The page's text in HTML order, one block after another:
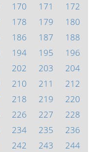
170 171
172
178 179
180
186 187
188
194 195
196
202 203
204
210 211
212
218 219
220
226 227
228
234 235
236
242 243
244